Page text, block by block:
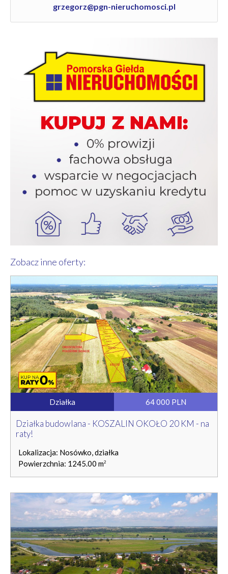
grzegorz@pgn-nieruchomosci.pl
Zobacz inne oferty:
Działka 64 000 PLN
Działka budowlana - KOSZALIN OKOŁO 20 KM - na
raty!
Lokalizacja: Nosówko, działka
Powierzchnia: 1245.00 m2